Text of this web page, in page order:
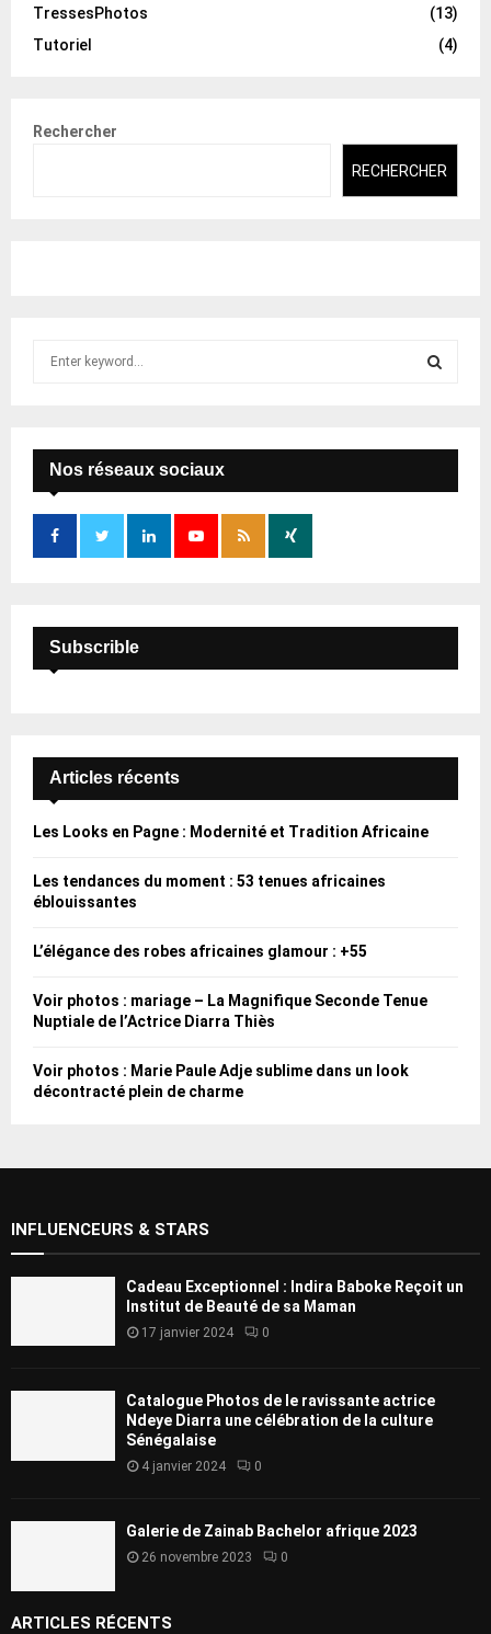
TressesPhotos
(13)
Tutoriel
(4)
Rechercher
RECHERCHER
f
o
:
E
A
H
Nos réseaux sociaux
Subscrible
Articles récents
Les Looks en Pagne : Modernité et Tradition Africaine
Les tendances du moment : 53 tenues africaines
éblouissantes
L’élégance des robes africaines glamour : +55
Voir photos : mariage – La Magnifique Seconde Tenue
Nuptiale de l’Actrice Diarra Thiès
Voir photos : Marie Paule Adje sublime dans un look
décontracté plein de charme
INFLUENCEURS & STARS
Cadeau Exceptionnel : Indira Baboke Reçoit un
Institut de Beauté de sa Maman
17 janvier 2024 0
Catalogue Photos de le ravissante actrice
Ndeye Diarra une célébration de la culture
Sénégalaise
4 janvier 2024 0
Galerie de Zainab Bachelor afrique 2023
26 novembre 2023 0
ARTICLES RÉCENTS